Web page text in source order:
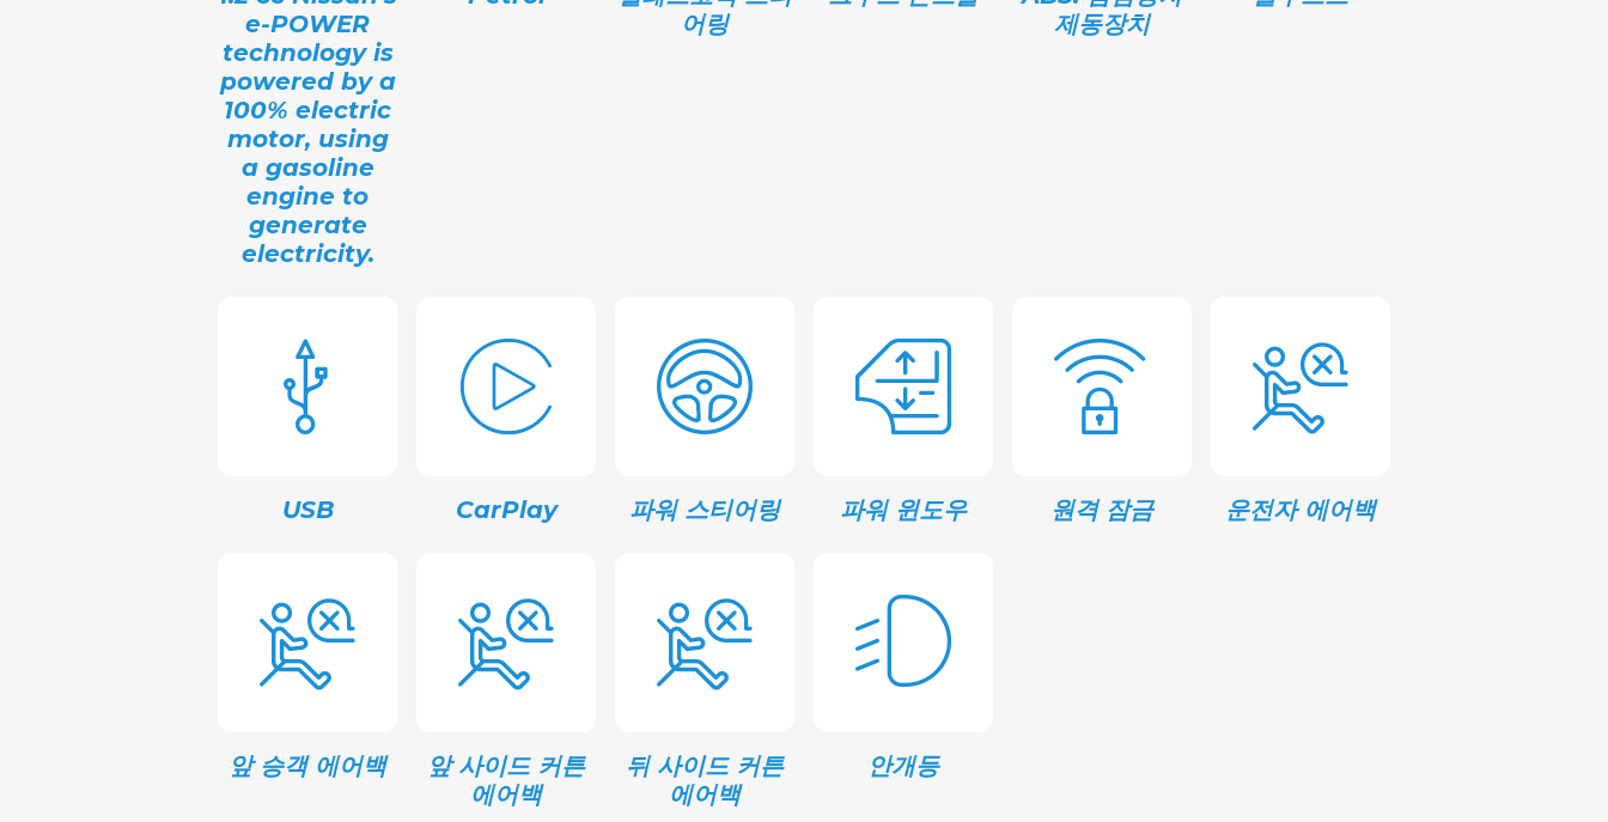
e-POWER
technology is
powered by a
100% electric
motor, using
a gasoline
engine to
generate
electricity.
어링
제동장치
USB CarPlay 파워 스티어링 파워 윈도우 원격 잠금 운전자 에어백
앞 승객 에어백
앞 사이드 커튼
에어백
뒤 사이드 커튼
에어백
안개등